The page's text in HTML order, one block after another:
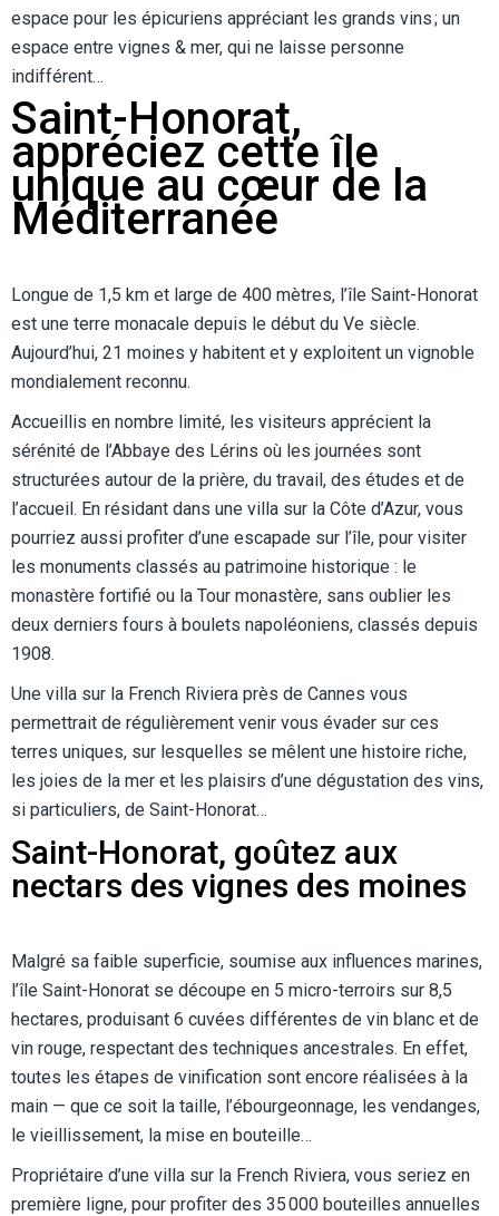
espace pour les épicuriens appréciant les grands vins ; un
espace entre vignes & mer, qui ne laisse personne
indifférent…
Saint-Honorat,
appréciez cette île
unique au cœur de la
Méditerranée
Longue de 1,5 km et large de 400 mètres, l’île Saint-Honorat
est une terre monacale depuis le début du Ve siècle.
Aujourd’hui, 21 moines y habitent et y exploitent un vignoble
mondialement reconnu.
Accueillis en nombre limité, les visiteurs apprécient la
sérénité de l’Abbaye des Lérins où les journées sont
structurées autour de la prière, du travail, des études et de
l’accueil. En résidant dans une villa sur la Côte d’Azur, vous
pourriez aussi profiter d’une escapade sur l’île, pour visiter
les monuments classés au patrimoine historique : le
monastère fortifié ou la Tour monastère, sans oublier les
deux derniers fours à boulets napoléoniens, classés depuis
1908.
Une villa sur la French Riviera près de Cannes vous
permettrait de régulièrement venir vous évader sur ces
terres uniques, sur lesquelles se mêlent une histoire riche,
les joies de la mer et les plaisirs d’une dégustation des vins,
si particuliers, de Saint-Honorat…
Saint-Honorat, goûtez aux
nectars des vignes des moines
Malgré sa faible superficie, soumise aux influences marines,
l’île Saint-Honorat se découpe en 5 micro-terroirs sur 8,5
hectares, produisant 6 cuvées différentes de vin blanc et de
vin rouge, respectant des techniques ancestrales. En effet,
toutes les étapes de vinification sont encore réalisées à la
main — que ce soit la taille, l’ébourgeonnage, les vendanges,
le vieillissement, la mise en bouteille…
Propriétaire d’une villa sur la French Riviera, vous seriez en
première ligne, pour profiter des 35 000 bouteilles annuelles